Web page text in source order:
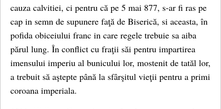
cauza calvitiei, ci pentru că pe 5 mai 877, s-ar fi ras pe
cap in semn de supunere faţă de Biserică, si aceasta, în
pofida obiceiului franc in care regele trebuie sa aiba
părul lung. În conflict cu fraţii săi pentru impartirea
imensului imperiu al bunicului lor, mostenit de tatăl lor,
a trebuit să aştepte până la sfârşitul vieţii pentru a primi
coroana imperiala.